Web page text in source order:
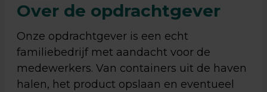
Over de opdrachtgever
Onze opdrachtgever is een echt
familiebedrijf met aandacht voor de
medewerkers. Van containers uit de haven
halen, het product opslaan en eventueel